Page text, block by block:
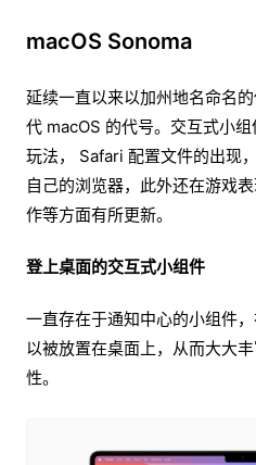
macOS Sonoma
延续一直以来以加州地名命名
代 macOS 的代号。交互式小
玩法， Safari 配置文件的出现
自己的浏览器，此外还在游戏
作等方面有所更新。
登上桌面的交互式小组件
一直存在于通知中心的小组件
以被放置在桌面上，从而大大
性。